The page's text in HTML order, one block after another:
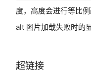
度，高度会进行等比
alt 图片加载失败时的
超链接